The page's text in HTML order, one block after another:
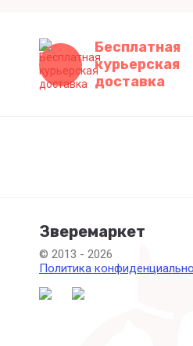
Бесплатная
курьерская
доставка
Зверемаркет
© 2013 - 2026
Политика